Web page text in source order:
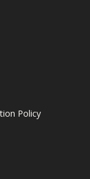
Policy